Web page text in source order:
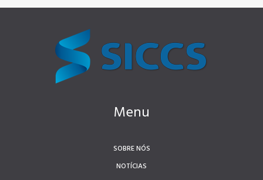
Menu
SOBRE NÓS
NOTÍCIAS